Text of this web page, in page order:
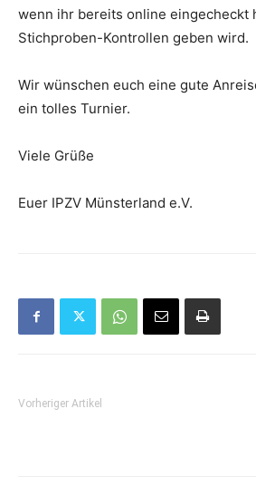
wenn ihr bereits online eingecheckt
Stichproben-Kontrollen geben wird.
Wir wünschen euch eine gute
ein tolles Turnier.
Viele Grüße
Euer IPZV Münsterland e.V.
Vorheriger Artikel